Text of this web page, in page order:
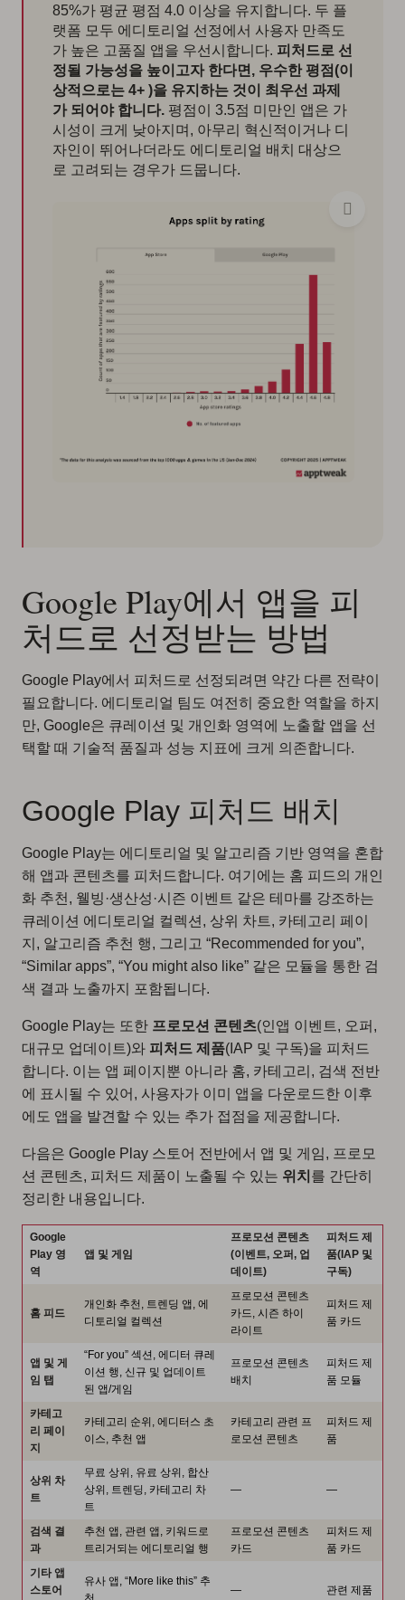
85%가 평균 평점 4.0 이상을 유지합니다. 두 플
랫폼 모두 에디토리얼 선정에서 사용자 만족도
가 높은 고품질 앱을 우선시합니다. 피처드로 선
정될 가능성을 높이고자 한다면, 우수한 평점(이
상적으로는 4+ )을 유지하는 것이 최우선 과제
가 되어야 합니다. 평점이 3.5점 미만인 앱은 가
시성이 크게 낮아지며, 아무리 혁신적이거나 디
자인이 뛰어나더라도 에디토리얼 배치 대상으
로 고려되는 경우가 드뭅니다.
Google Play에서 앱을 피
처드로 선정받는 방법
Google Play에서 피처드로 선정되려면 약간 다른 전략이
필요합니다. 에디토리얼 팀도 여전히 중요한 역할을 하지
만, Google은 큐레이션 및 개인화 영역에 노출할 앱을 선
택할 때 기술적 품질과 성능 지표에 크게 의존합니다.
Google Play 피처드 배치
Google Play는 에디토리얼 및 알고리즘 기반 영역을 혼합
해 앱과 콘텐츠를 피처드합니다. 여기에는 홈 피드의 개인
화 추천, 웰빙·생산성·시즌 이벤트 같은 테마를 강조하는
큐레이션 에디토리얼 컬렉션, 상위 차트, 카테고리 페이
지, 알고리즘 추천 행, 그리고 “Recommended for you”,
“Similar apps”, “You might also like” 같은 모듈을 통한 검
색 결과 노출까지 포함됩니다.
Google Play는 또한 프로모션 콘텐츠(인앱 이벤트, 오퍼,
대규모 업데이트)와 피처드 제품(IAP 및 구독)을 피처드
합니다. 이는 앱 페이지뿐 아니라 홈, 카테고리, 검색 전반
에 표시될 수 있어, 사용자가 이미 앱을 다운로드한 이후
에도 앱을 발견할 수 있는 추가 접점을 제공합니다.
다음은 Google Play 스토어 전반에서 앱 및 게임, 프로모
션 콘텐츠, 피처드 제품이 노출될 수 있는 위치 를 간단히
정리한 내용입니다.
Google
Play 영
역
앱 및 게임
프로모션 콘텐츠
(이벤트, 오퍼, 업
데이트)
피처드 제
품(IAP 및
구독)
홈 피드
개인화 추천, 트렌딩 앱, 에
디토리얼 컬렉션
프로모션 콘텐츠
카드, 시즌 하이
라이트
피처드 제
품 카드
앱 및 게
임 탭
“For you” 섹션, 에디터 큐레
이션 행, 신규 및 업데이트
된 앱/게임
프로모션 콘텐츠
배치
피처드 제
품 모듈
카테고
리 페이
지
카테고리 순위, 에디터스 초
이스, 추천 앱
카테고리 관련 프
로모션 콘텐츠
피처드 제
품
상위 차
트
무료 상위, 유료 상위, 합산
상위, 트렌딩, 카테고리 차
트
— —
검색 결
과
추천 앱, 관련 앱, 키워드로
트리거되는 에디토리얼 행
프로모션 콘텐츠
카드
피처드 제
품 카드
기타 앱
스토어
유사 앱, “More like this” 추
— 관련 제품